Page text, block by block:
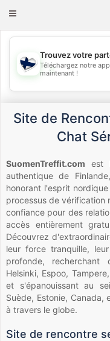
Toggle
💖
Trouvez votre
Téléchargez notre
maintenant !
Site de
Chat
SuomenTreffit.com est
authentique de
honorant l'esprit
processus de vérification
confiance pour des
accès entièrement
Découvrez
leur force tranquille,
profonde, recherchant
Helsinki, Espoo,
et s'épanouissant au
Suède, Estonie, Canada,
à travers le globe.
Site de rencontre